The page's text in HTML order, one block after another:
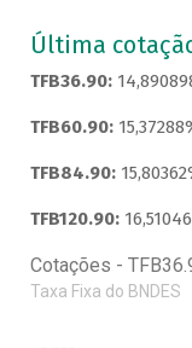
Última
TFB36.90:
TFB60.90:
TFB84.90:
TFB120.90:
Cotações -
Taxa Fixa do BNDES